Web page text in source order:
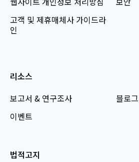
고객 및 제휴매체사 가이드라
인
리소스
보고서 & 연구조사
이벤트
블로그
법적고지